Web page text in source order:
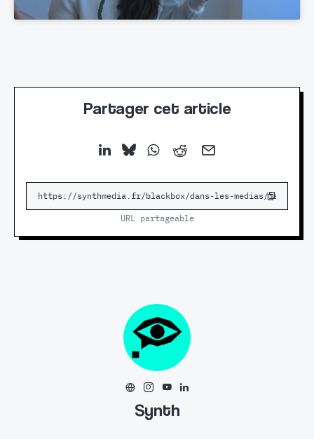
Partager cet article
URL partageable
Synth